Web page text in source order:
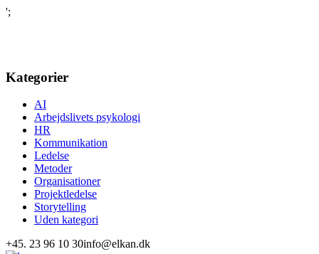
';
Kategorier
AI
Arbejdslivets psykologi
HR
Kommunikation
Ledelse
Metoder
Organisationer
Projektledelse
Storytelling
Uden kategori
+45. 23 96 10 30info@elkan.dk